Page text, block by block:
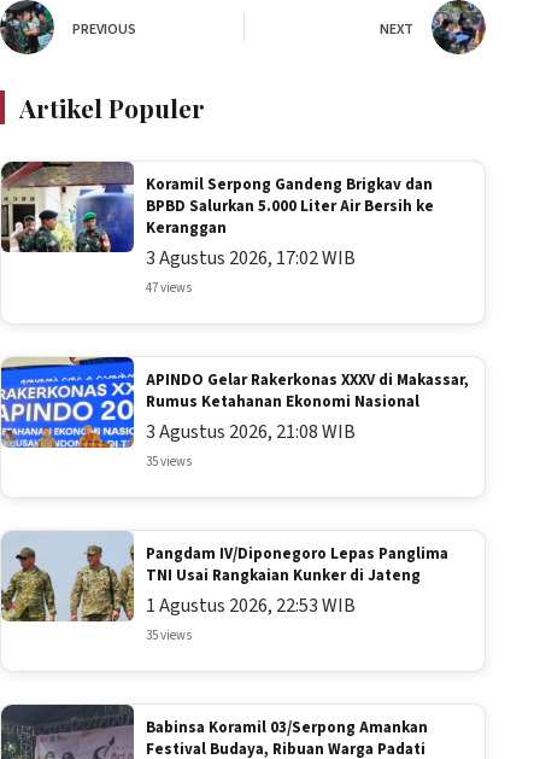
PREVIOUS NEXT
Artikel Populer
Koramil Serpong Gandeng Brigkav dan
BPBD Salurkan 5.000 Liter Air Bersih ke
Keranggan
3 Agustus 2026, 17:02 WIB
47 views
APINDO Gelar Rakerkonas XXXV di Makassar,
Rumus Ketahanan Ekonomi Nasional
3 Agustus 2026, 21:08 WIB
35 views
Pangdam IV/Diponegoro Lepas Panglima
TNI Usai Rangkaian Kunker di Jateng
1 Agustus 2026, 22:53 WIB
35 views
Babinsa Koramil 03/Serpong Amankan
Festival Budaya, Ribuan Warga Padati